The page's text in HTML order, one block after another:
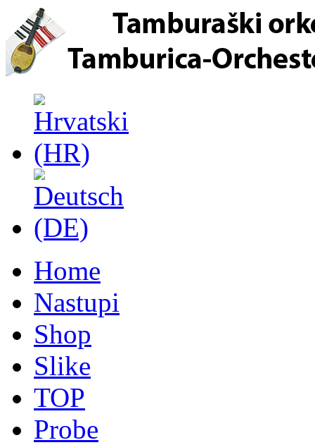
Home
Nastupi
Shop
Slike
TOP
Probe